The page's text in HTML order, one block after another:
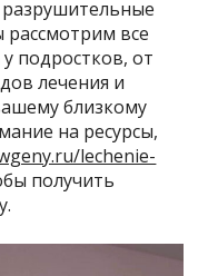
рассмотрим все
подростков, от
лечения и
близкому
на ресурсы,
lechenie-
получить